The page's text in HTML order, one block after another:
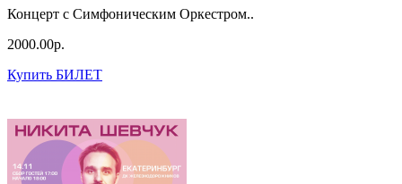
Концерт с Симфоническим Оркестром..
2000.00р.
Купить БИЛЕТ